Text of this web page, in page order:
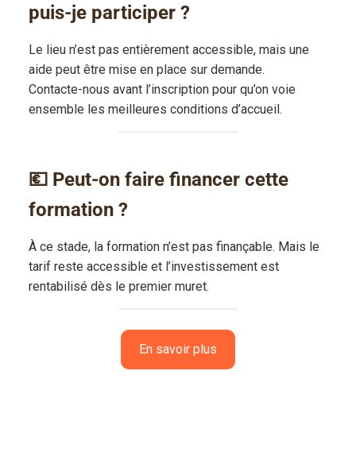
puis-je participer ?
Le lieu n’est pas entièrement accessible, mais une
aide peut être mise en place sur demande.
Contacte-nous avant l’inscription pour qu’on voie
ensemble les meilleures conditions d’accueil.
💶 Peut-on faire financer cette
formation ?
À ce stade, la formation n’est pas finançable. Mais le
tarif reste accessible et l’investissement est
rentabilisé dès le premier muret.
En savoir plus